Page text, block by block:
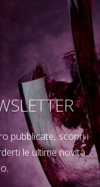
pubblicate, scopri i
le ultime novità